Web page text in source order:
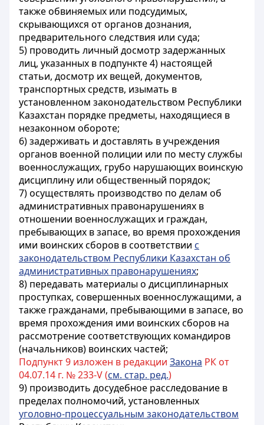
также обвиняемых или подсудимых,
скрывающихся от органов дознания,
предварительного следствия или суда;
5) проводить личный досмотр задержанных
лиц, указанных в подпункте 4) настоящей
статьи, досмотр их вещей, документов,
транспортных средств, изымать в
установленном законодательством Республики
Казахстан порядке предметы, находящиеся в
незаконном обороте;
6) задерживать и доставлять в учреждения
органов военной полиции или по месту службы
военнослужащих, грубо нарушающих воинскую
дисциплину или общественный порядок;
7) осуществлять производство по делам об
административных правонарушениях в
отношении военнослужащих и граждан,
пребывающих в запасе, во время прохождения
ими воинских сборов в соответствии с
законодательством Республики Казахстан об
административных правонарушениях;
8) передавать материалы о дисциплинарных
проступках, совершенных военнослужащими, а
также гражданами, пребывающими в запасе, во
время прохождения ими воинских сборов на
рассмотрение соответствующих командиров
(начальников) воинских частей;
Подпункт 9 изложен в редакции Закона РК от
04.07.14 г. № 233-V (см. стар. ред.)
9) производить досудебное расследование в
пределах полномочий, установленных
уголовно-процессуальным законодательством